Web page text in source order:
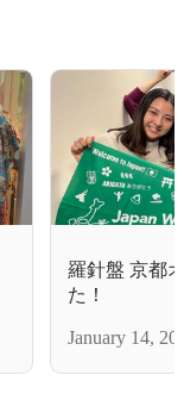
羅針盤 京都
た！
January 14,